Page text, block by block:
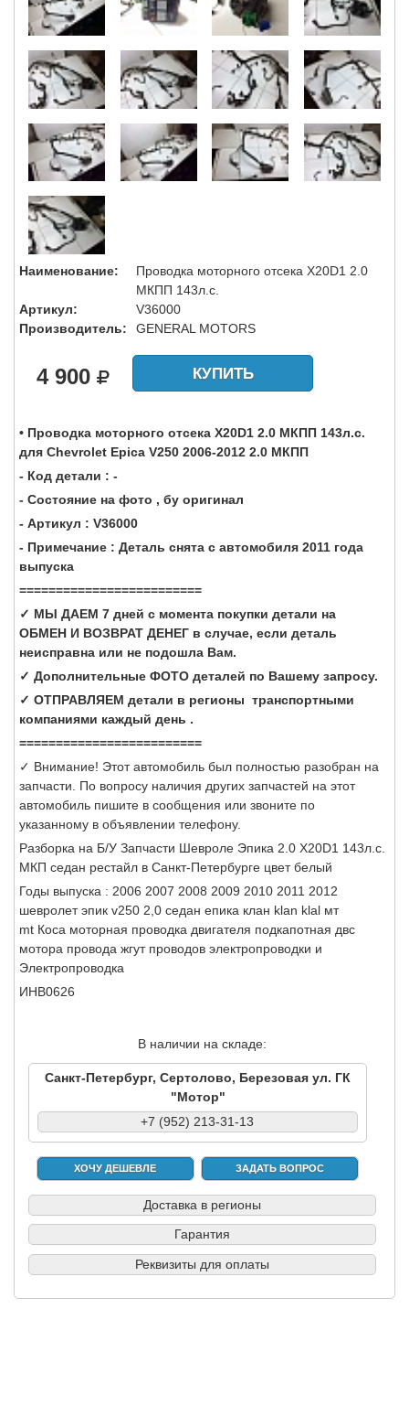
Наименование:
Проводка моторного отсека X20D1 2.0
МКПП 143л.с.
Артикул:
V36000
Производитель:
GENERAL MOTORS
4 900 КУПИТЬ
• Проводка моторного отсека X20D1 2.0 МКПП 143л.с.
для Chevrolet Epica V250 2006-2012 2.0 МКПП
- Код детали : -
- Состояние на фото , бу оригинал
- Артикул : V36000
- Примечание : Деталь снята с автомобиля 2011 года
выпуска
=========================
✓ МЫ ДАЕМ 7 дней с момента покупки детали на
ОБМЕН И ВОЗВРАТ ДЕНЕГ в случае, если деталь
неисправна или не подошла Вам.
✓ Дополнительные ФОТО деталей по Вашему запросу.
✓ ОТПРАВЛЯЕМ детали в регионы транспортными
компаниями каждый день .
=========================
✓ Внимание! Этот автомобиль был полностью разобран на
запчасти. По вопросу наличия других запчастей на этот
автомобиль пишите в сообщения или звоните по
указанному в объявлении телефону.
Разборка на Б/У Запчасти Шевроле Эпика 2.0 X20D1 143л.с.
МКП седан рестайл в Санкт-Петербурге цвет белый
Годы выпуска : 2006 2007 2008 2009 2010 2011 2012
шевролет эпик v250 2,0 седан епика клан klan klal мт
mt Коса моторная проводка двигателя подкапотная двс
мотора провода жгут проводов электропроводки и
Электропроводка
ИНВ0626
В наличии на складе:
Санкт-Петербург, Сертолово, Березовая ул. ГК
"Мотор"
+7 (952) 213-31-13
ХОЧУ ДЕШЕВЛЕ ЗАДАТЬ ВОПРОС
Доставка в регионы
Гарантия
Реквизиты для оплаты